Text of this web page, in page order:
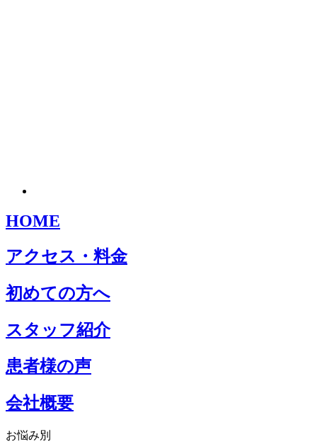
HOME
アクセス・料金
初めての方へ
スタッフ紹介
患者様の声
会社概要
お悩み別